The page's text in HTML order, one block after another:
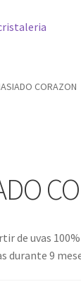
CORAZON
de uvas
durante 9